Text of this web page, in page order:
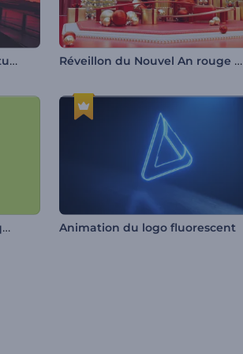
Animation de logo - Rétro futuriste Réveillon du Nouvel An rouge jovial
Salutations adorables de Pâques Animation du logo fluorescent